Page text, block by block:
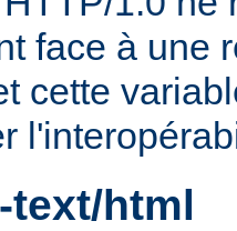
face à une
cette
text/html